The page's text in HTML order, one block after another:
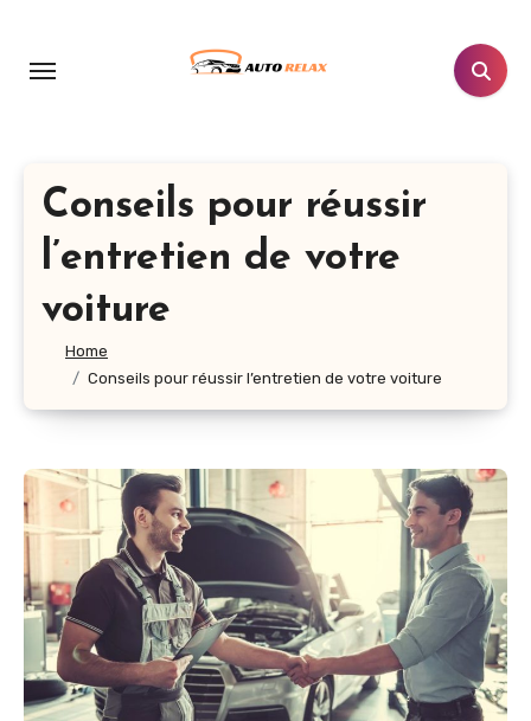
contenu
Conseils pour réussir
l’entretien de votre
voiture
Home
Conseils pour réussir l’entretien de votre voiture